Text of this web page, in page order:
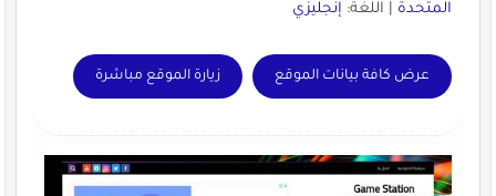
المتحدة| اللغة: إنجليزي
عرض كافة بيانات الموقع زيارة الموقع مباشرة